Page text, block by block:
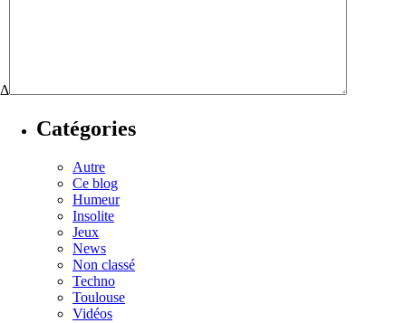
Δ
Catégories
Autre
Ce blog
Humeur
Insolite
Jeux
News
Non classé
Techno
Toulouse
Vidéos